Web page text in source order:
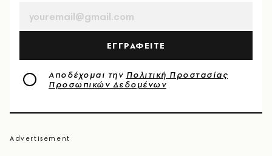
ΕΓΓΡΑΦΕΙΤΕ
Αποδέχομαι την Πολιτική Προστασίας
Προσωπικών Δεδομένων